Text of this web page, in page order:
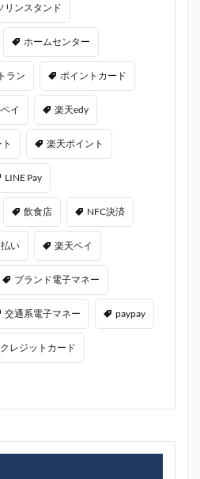
リンスタンド
ホームセンター
ラン ポイントカード
イ 楽天edy
楽天ポイント
LINE Pay
飲食店 NFC決済
い 楽天ペイ
ブランド電子マネー
交通系電子マネー paypay
クレジットカード